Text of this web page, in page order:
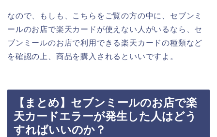
なので、もしも、こちらをご覧の方の中に、セブンミ
ールのお店で楽天カードが使えない人がいるなら、セ
ブンミールのお店で利用できる楽天カードの種類など
を確認の上、商品を購入されるといいですよ。
【まとめ】セブンミールのお店で楽
天カードエラーが発生した人はどう
すればいいのか？